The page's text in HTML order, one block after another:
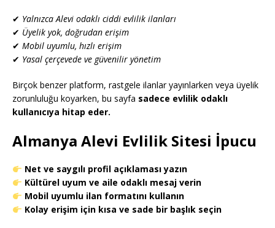
✔ Yalnızca Alevi odaklı ciddi evlilik ilanları
✔ Üyelik yok, doğrudan erişim
✔ Mobil uyumlu, hızlı erişim
✔ Yasal çerçevede ve güvenilir yönetim
Birçok benzer platform, rastgele ilanlar yayınlarken veya üyelik
zorunluluğu koyarken, bu sayfa sadece evlilik odaklı
kullanıcıya hitap eder.
Almanya Alevi Evlilik Sitesi İpucu
Net ve saygılı profil açıklaması yazın
Kültürel uyum ve aile odaklı mesaj verin
Mobil uyumlu ilan formatını kullanın
Kolay erişim için kısa ve sade bir başlık seçin